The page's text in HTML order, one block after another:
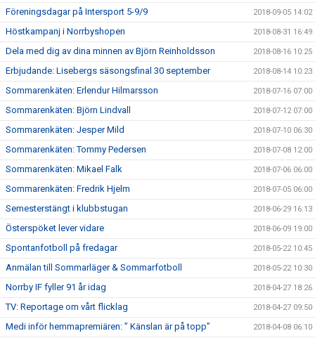
Föreningsdagar på Intersport 5-9/9 2018-09-05 14:02
Höstkampanj i Norrbyshopen 2018-08-31 16:49
Dela med dig av dina minnen av Björn Reinholdsson 2018-08-16 10:25
Erbjudande: Lisebergs säsongsfinal 30 september 2018-08-14 10:23
Sommarenkäten: Erlendur Hilmarsson 2018-07-16 07:00
Sommarenkäten: Björn Lindvall 2018-07-12 07:00
Sommarenkäten: Jesper Mild 2018-07-10 06:30
Sommarenkäten: Tommy Pedersen 2018-07-08 12:00
Sommarenkäten: Mikael Falk 2018-07-06 06:00
Sommarenkäten: Fredrik Hjelm 2018-07-05 06:00
Semesterstängt i klubbstugan 2018-06-29 16:13
Österspöket lever vidare 2018-06-09 19:00
Spontanfotboll på fredagar 2018-05-22 10:45
Anmälan till Sommarläger & Sommarfotboll 2018-05-22 10:30
Norrby IF fyller 91 år idag 2018-04-27 18:26
TV: Reportage om vårt flicklag 2018-04-27 09:50
Medi inför hemmapremiären: ” Känslan är på topp” 2018-04-08 06:10